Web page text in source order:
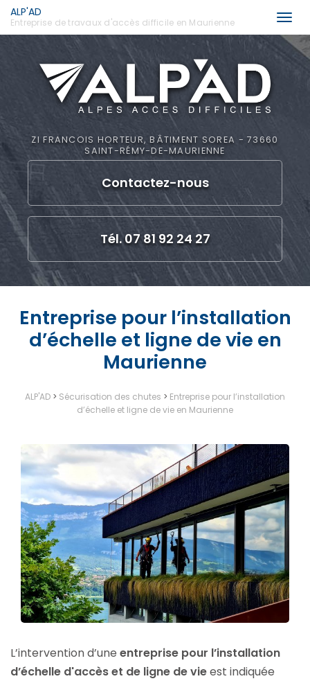
contenu
ALP'AD
Entreprise de travaux d'accès difficile en Maurienne
ZI FRANCOIS HORTEUR, BÂTIMENT SOREA - 73660
SAINT-RÉMY-DE-MAURIENNE
Contactez-nous
Tél. 07 81 92 24 27
Entreprise pour l’installation
d’échelle et ligne de vie en
Maurienne
ALP'AD > Sécurisation des chutes > Entreprise pour l’installation
d’échelle et ligne de vie en Maurienne
L’intervention d’une entreprise pour l’installation
d’échelle d'accès et de ligne de vieest indiquée